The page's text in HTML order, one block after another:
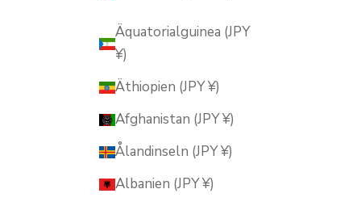
Äquatorialguinea (JPY
¥)
Äthiopien (JPY ¥)
Afghanistan (JPY ¥)
Ålandinseln (JPY ¥)
Albanien (JPY ¥)